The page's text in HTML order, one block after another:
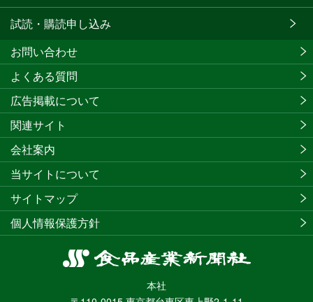
試読・購読申し込み
食
産
本社
お問い合わせ
よくある質問
広告掲載について
関連サイト
会社案内
当サイトについて
サイトマップ
個人情報保護方針